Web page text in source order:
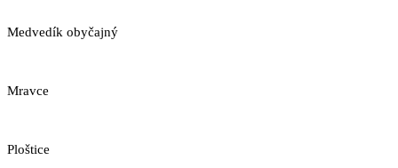
Medvedík obyčajný
Mravce
Ploštice